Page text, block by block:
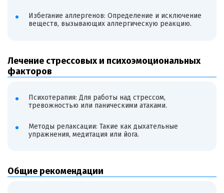
Избегание аллергенов: Определение и исключение
веществ, вызывающих аллергическую реакцию.
Лечение стрессовых и психоэмоциональных
факторов
Психотерапия: Для работы над стрессом,
тревожностью или паническими атаками.
Методы релаксации: Такие как дыхательные
упражнения, медитация или йога.
Общие рекомендации